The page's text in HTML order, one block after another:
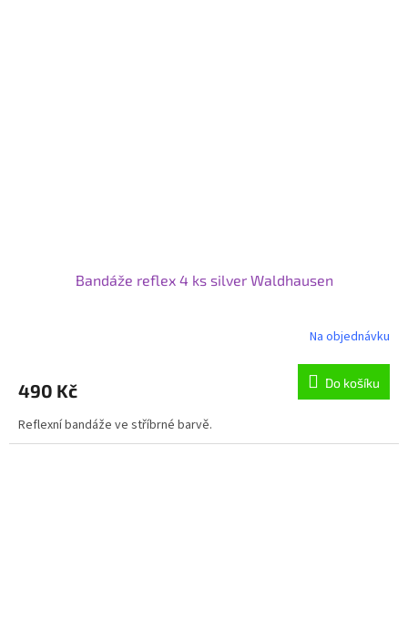
Bandáže reflex 4 ks silver Waldhausen
Na objednávku
490 Kč Do košíku
Reflexní bandáže ve stříbrné barvě.